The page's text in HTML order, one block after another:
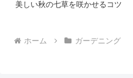
美しい秋の七草を咲かせるコツ
ホーム ガーデニング